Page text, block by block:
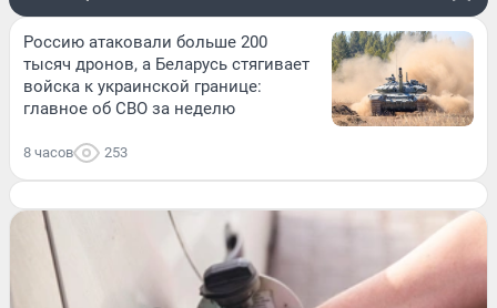
Россию атаковали больше 200
тысяч дронов, а Беларусь стягивает
войска к украинской границе:
главное об СВО за неделю
8 часов 253